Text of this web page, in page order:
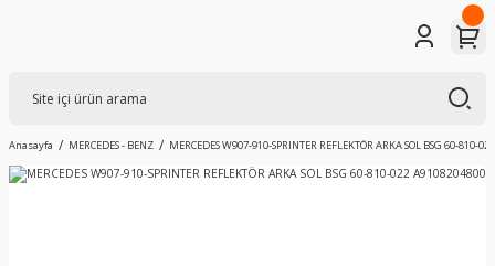
Anasayfa MERCEDES - BENZ MERCEDES W907-910-SPRINTER REFLEKTÖR ARKA SOL BSG 60-810-